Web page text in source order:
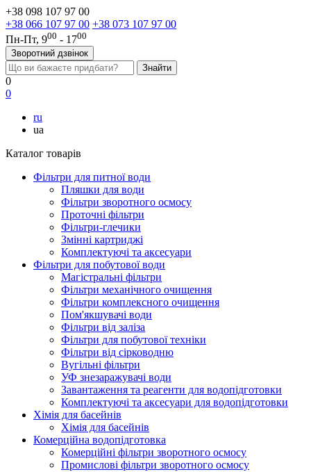
+38 098 107 97 00
+38 066 107 97 00 +38 073 107 97 00
Пн-Пт, 900 - 1700
Зворотний дзвінок
0
0
ru
ua
Каталог товарів
Фільтри для питної води
Пляшки для води
Фільтри зворотного осмосу
Проточні фільтри
Фільтри-глечики
Змінні картриджі
Комплектуючі та аксесуари
Фільтри для побутової води
Магістральні фільтри
Фільтри механічного очищення
Фільтри комплексного очищення
Пом'якшувачі води
Фільтри від заліза
Фільтри для побутової техніки
Фільтри від сірководню
Вугільні фільтри
УФ знезаражувачі води
Завантаження та реагенти для водопідготовки
Комплектуючі та аксесуари для водопідготовки
Хімія для басейнів
Хімія для басейнів
Комерційна водопідготовка
Комерційні фільтри зворотного осмосу
Промислові фільтри зворотного осмосу